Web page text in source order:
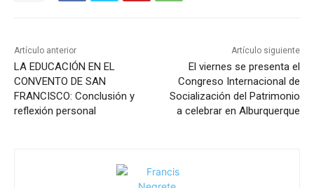
Artículo anterior
LA EDUCACIÓN EN EL
CONVENTO DE SAN
FRANCISCO: Conclusión y
reflexión personal
Artículo siguiente
El viernes se presenta el
Congreso Internacional de
Socialización del Patrimonio
a celebrar en Alburquerque